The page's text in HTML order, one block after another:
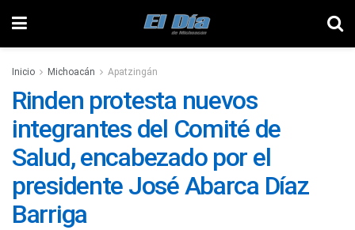
Inicio Michoacán Apatzingán
Rinden protesta nuevos
integrantes del Comité de
Salud, encabezado por el
presidente José Abarca Díaz
Barriga